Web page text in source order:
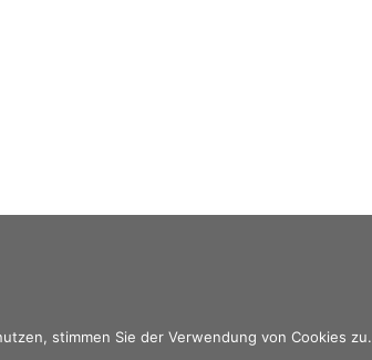
stimmen Sie der Verwendung von Cookies zu.